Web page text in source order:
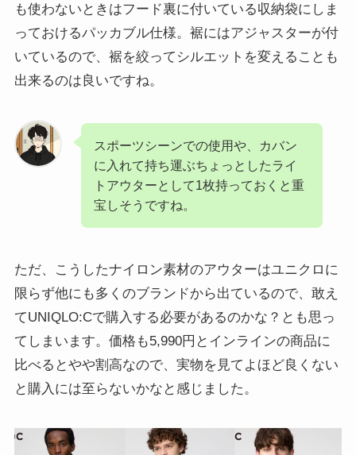
も使わないときはフード裏に付いている収納袋にしま
っておけるパッカブル仕様。裾にはアジャスターが付
いているので、裾を絞ってシルエットを変えることも
出来るのは良いですね。
スポーツシーンでの使用や、カバン
に入れて持ち運ぶちょっとしたライ
トアウターとして1枚持っておくと重
宝しそうですね。
ただ、こうしたナイロン素材のアウターはユニクロに
限らず他にも多くのブランドから出ているので、敢え
てUNIQLO:Cで購入する必要があるのかな？とも思っ
てしまいます。価格も5,990円とインラインの商品に
比べるとやや割高なので、実物を見てよほど良くない
と購入には至らないかなと感じました。